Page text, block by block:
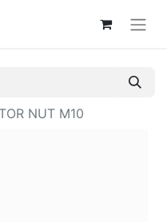
NUT M10